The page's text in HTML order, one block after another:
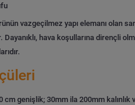
vazgeçilmez yapı elemanı olan
hava koşullarına dirençli
genişlik; 30mm ila 200mm